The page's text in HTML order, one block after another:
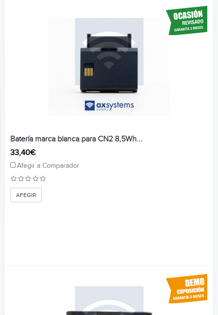
Batería marca blanca para CN2 8,5Wh...
33,40€
Afegir a Comparador
AFEGIR